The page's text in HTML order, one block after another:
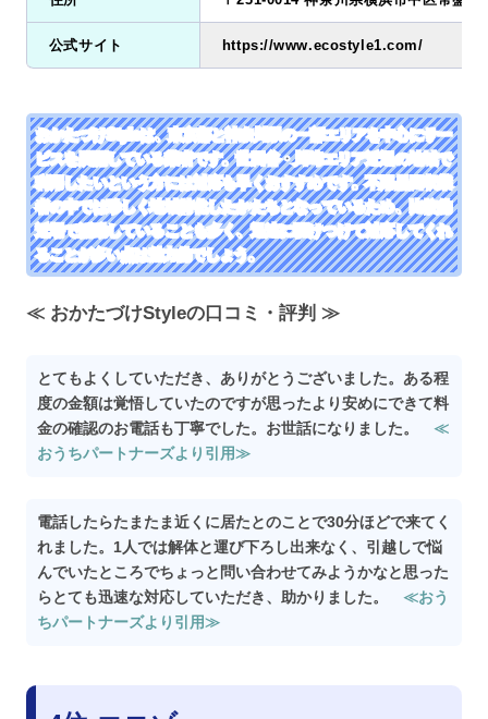
公式サイト https://www.ecostyle1.com/
おかたづけStyleは、東京都と神奈川県の一部エリアを中心にサー
ビスを展開している業者です。世田谷・川崎エリア近辺の地域で
利用したいという方には対応も早くおすすめです。不用品回収業
者の中では珍しく地域特化したかたちとなっているため、比較的
近場で活動していることも多く、迅速に駆けつけて対応してくれ
ることが多い点は魅力的でしょう。
≪ おかたづけStyleの口コミ・評判 ≫
とてもよくしていただき、ありがとうございました。ある程
度の金額は覚悟していたのですが思ったより安めにできて料
金の確認のお電話も丁寧でした。お世話になりました。 ≪
おうちパートナーズより引用≫
電話したらたまたま近くに居たとのことで30分ほどで来てく
れました。1人では解体と運び下ろし出来なく、引越しで悩
んでいたところでちょっと問い合わせてみようかなと思った
らとても迅速な対応していただき、助かりました。 ≪おう
ちパートナーズより引用≫